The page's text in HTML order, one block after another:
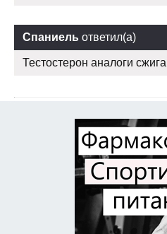
Спаниель ответил(а)
Тестостерон аналоги